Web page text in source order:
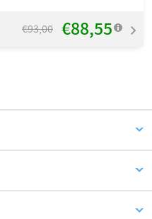
€93,00 €88,55